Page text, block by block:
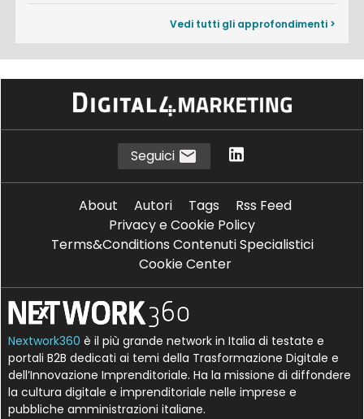
Vedi tutti gli approfondimenti >
Seguici
About Autori Tags
Rss Feed
Privacy e Cookie Policy
Terms&Conditions Contenuti Specialistici
Cookie Center
Nextwork360 è il più grande network in Italia di testate e
portali B2B dedicati ai temi della Trasformazione Digitale e
dell’Innovazione Imprenditoriale. Ha la missione di diffondere
la cultura digitale e imprenditoriale nelle imprese e
pubbliche amministrazioni italiane.